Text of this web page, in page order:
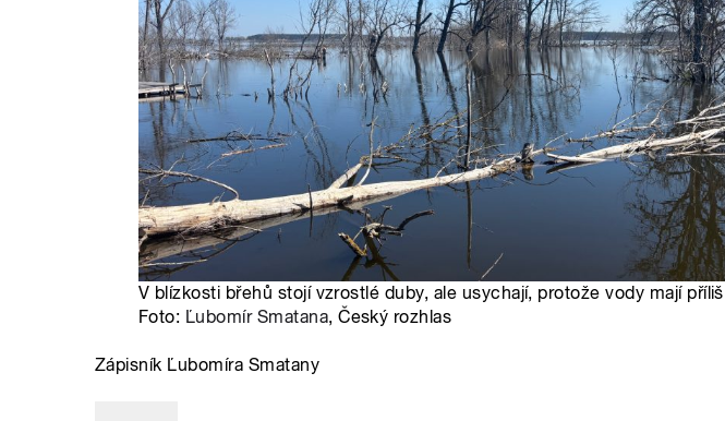
V blízkosti břehů stojí vzrostlé duby, ale usychají, protože vody mají příliš |
Foto: Ľubomír Smatana, Český rozhlas
Zápisník Ľubomíra Smatany